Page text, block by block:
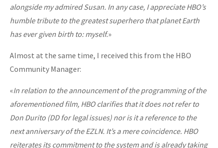
alongside my admired Susan. In any case, I appreciate HBO’s
humble tribute to the greatest superhero that planet Earth
has ever given birth to: myself.»
Almost at the same time, I received this from the HBO
Community Manager:
«In relation to the announcement of the programming of the
aforementioned film, HBO clarifies that it does not refer to
Don Durito (DD for legal issues) nor is it a reference to the
next anniversary of the EZLN. It’s a mere coincidence. HBO
reiterates its commitment to the system and is already taking